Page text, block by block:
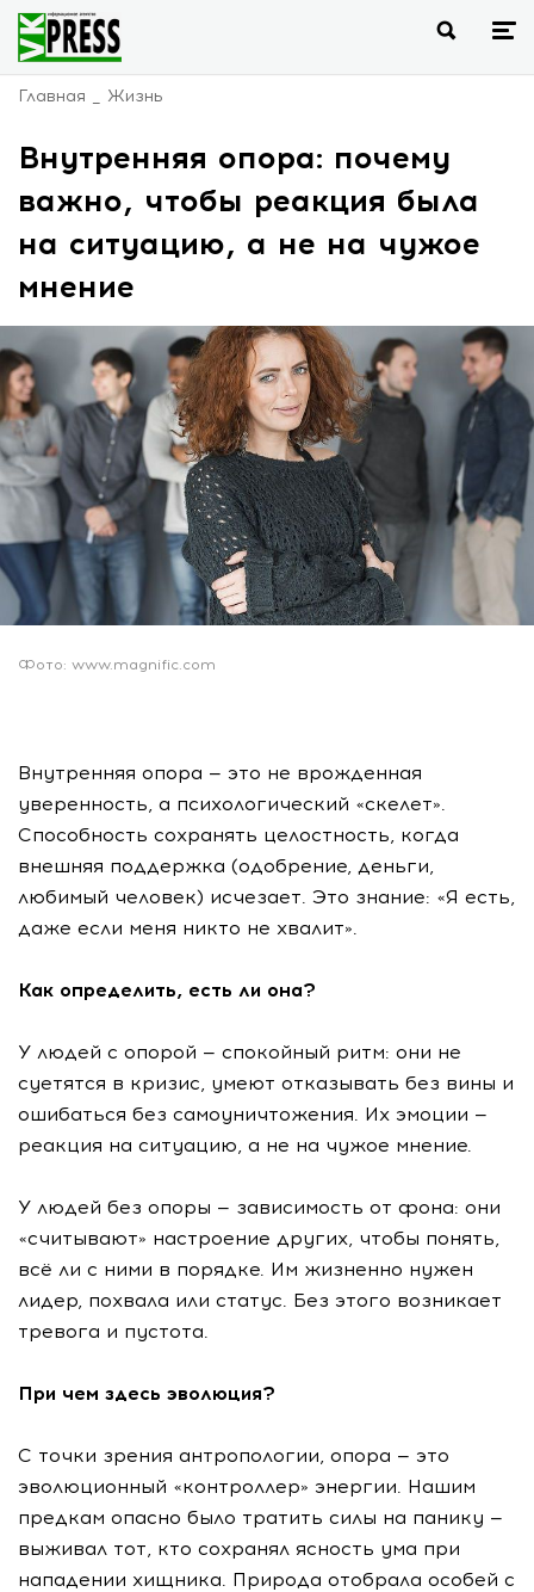
Главная Жизнь
Внутренняя опора: почему
важно, чтобы реакция была
на ситуацию, а не на чужое
мнение
Фото: www.magnific.com
Внутренняя опора — это не врожденная
уверенность, а психологический «скелет».
Способность сохранять целостность, когда
внешняя поддержка (одобрение, деньги,
любимый человек) исчезает. Это знание: «Я есть,
даже если меня никто не хвалит».
Как определить, есть ли она?
У людей с опорой — спокойный ритм: они не
суетятся в кризис, умеют отказывать без вины и
ошибаться без самоуничтожения. Их эмоции —
реакция на ситуацию, а не на чужое мнение.
У людей без опоры — зависимость от фона: они
«считывают» настроение других, чтобы понять,
всё ли с ними в порядке. Им жизненно нужен
лидер, похвала или статус. Без этого возникает
тревога и пустота.
При чем здесь эволюция?
С точки зрения антропологии, опора — это
эволюционный «контроллер» энергии. Нашим
предкам опасно было тратить силы на панику —
выживал тот, кто сохранял ясность ума при
нападении хищника. Природа отобрала особей с